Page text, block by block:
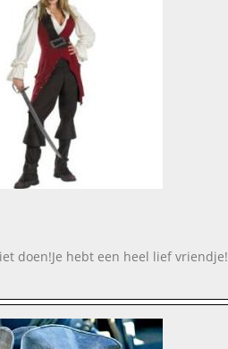
doen!Je hebt een heel lief vriendje!